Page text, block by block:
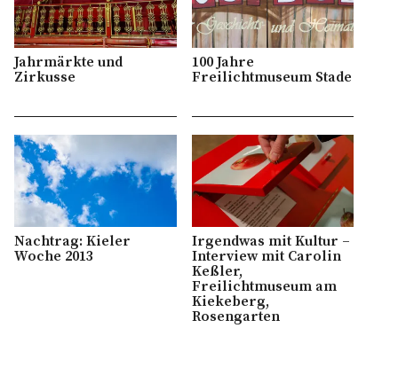
Jahrmärkte und
Zirkusse
100 Jahre
Freilichtmuseum Stade
Nachtrag: Kieler
Woche 2013
Irgendwas mit Kultur –
Interview mit Carolin
Keßler,
Freilichtmuseum am
Kiekeberg,
Rosengarten